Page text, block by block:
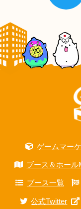
ゲームマー
ブース＆ホール
ブース一覧
公式Twitter